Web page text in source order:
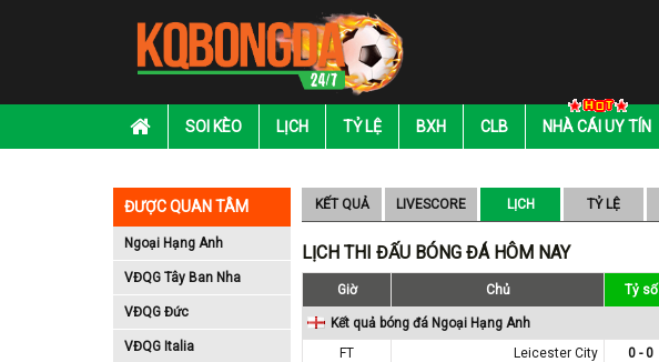
SOI KÈO LỊCH TỶ LỆ BXH CLB NHÀ CÁI UY TÍN
ĐƯỢC QUAN TÂM
Ngoại Hạng Anh
VĐQG Tây Ban Nha
VĐQG Đức
VĐQG Italia
KẾT QUẢ LIVESCORE LỊCH TỶ LỆ
LỊCH THI ĐẤU BÓNG ĐÁ HÔM NAY
Giờ Chủ Tỷ số
Kết quả bóng đá Ngoại Hạng Anh
FT
Leicester City 0 - 0